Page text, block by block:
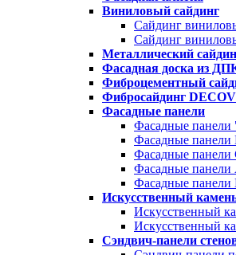
Виниловый сайдинг
Сайдинг
Сайдинг
Металлический
Фасадная доска из
Фиброцементный
Фибросайдинг
Фасадные панели
Фасадные
Фасадные панели
Фасадные панели
Фасадные панели
Фасадные
Искусственный
Искусственный
Искусственный
Сэндвич-панели